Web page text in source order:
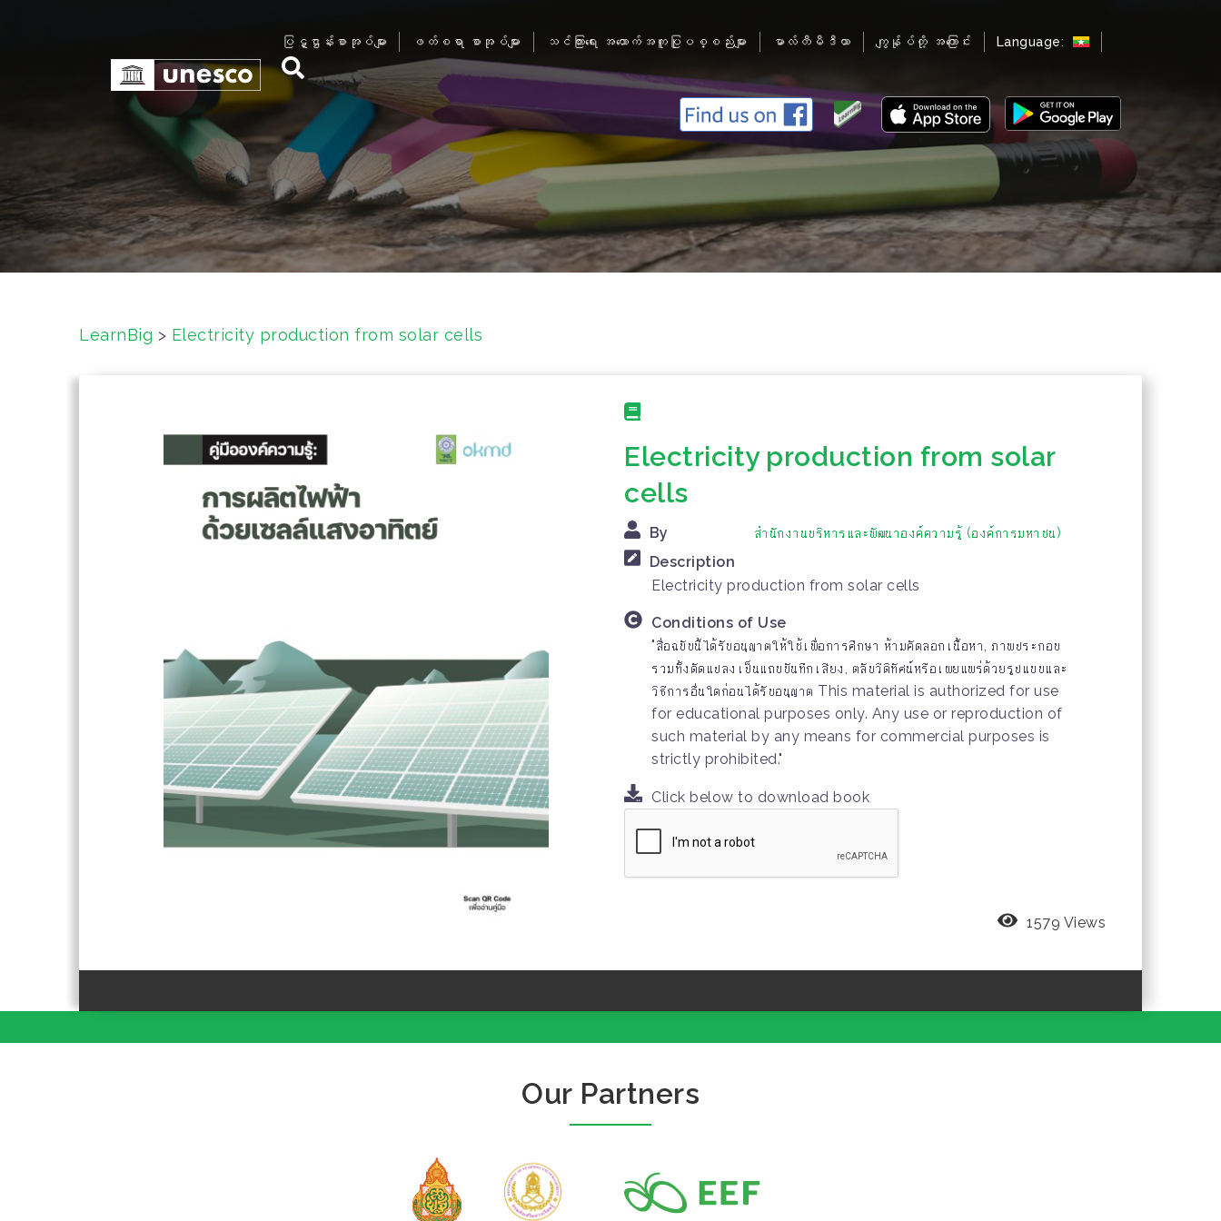
n
t
e
ပြဋ္ဌာန်းစာအုပ်များ ဖတ်စရာ စာအုပ်များ သင်ကြားရေး အထောက်အကူပြုပစ္စည်းများ မာလ်တီမီဒီယာ ကျွန်ုပ်တို့ အကြောင်း Language:
LearnBig > Electricity production from solar cells
Electricity production from solar
cells
By
สำนักงานบริหารและพัฒนาองค์ความรู้ (องค์การมหาชน)
Description
Electricity production from solar cells
Conditions of Use
"สื่อฉบับนี้ได้รับอนุญาตให้ใช้เพื่อการศึกษา ห้ามคัดลอกเนื้อหา, ภาพประกอบ
รวมทั้งดัดแปลงเป็นแถบบันทึกเสียง, ตลับวีดิทัศน์หรือเผยแพร่ด้วยรูปแบบและ
วิธีการอื่นใดก่อนได้รับอนุญาต This material is authorized for use
for educational purposes only. Any use or reproduction of
such material by any means for commercial purposes is
strictly prohibited."
Click below to download book
1579 Views
Our Partners